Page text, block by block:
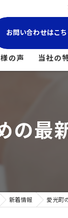
お問い合わせはこ
の声 当社の
戸建て
の最
新着情報 愛光町